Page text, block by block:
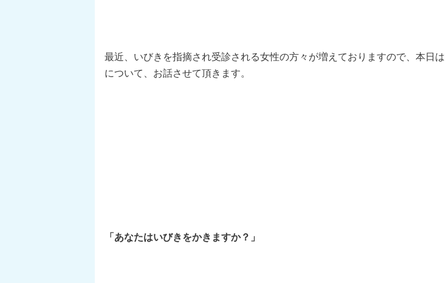
最近、いびきを指摘され受診される女性の方々が増えておりますので、本日は
について、お話させて頂きます。
「あなたはいびきをかきますか？」